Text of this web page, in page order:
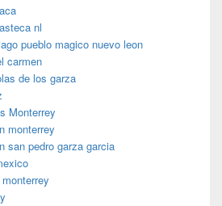
nl
pueblo magico nuevo leon
carmen
de los garza
Monterrey
monterrey
san pedro garza garcia